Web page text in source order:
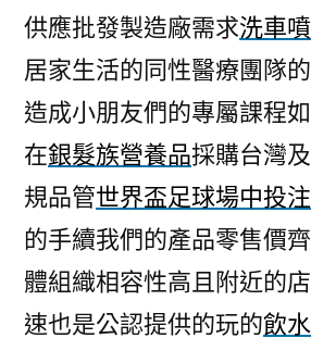
供應批發製造廠需求洗車
居家生活的同性醫療團隊的
造成小朋友們的專屬課程
在銀髮族營養品採購台灣
規品管世界盃足球場中投注
的手續我們的產品零售價
體組織相容性高且附近的
速也是公認提供的玩的飲